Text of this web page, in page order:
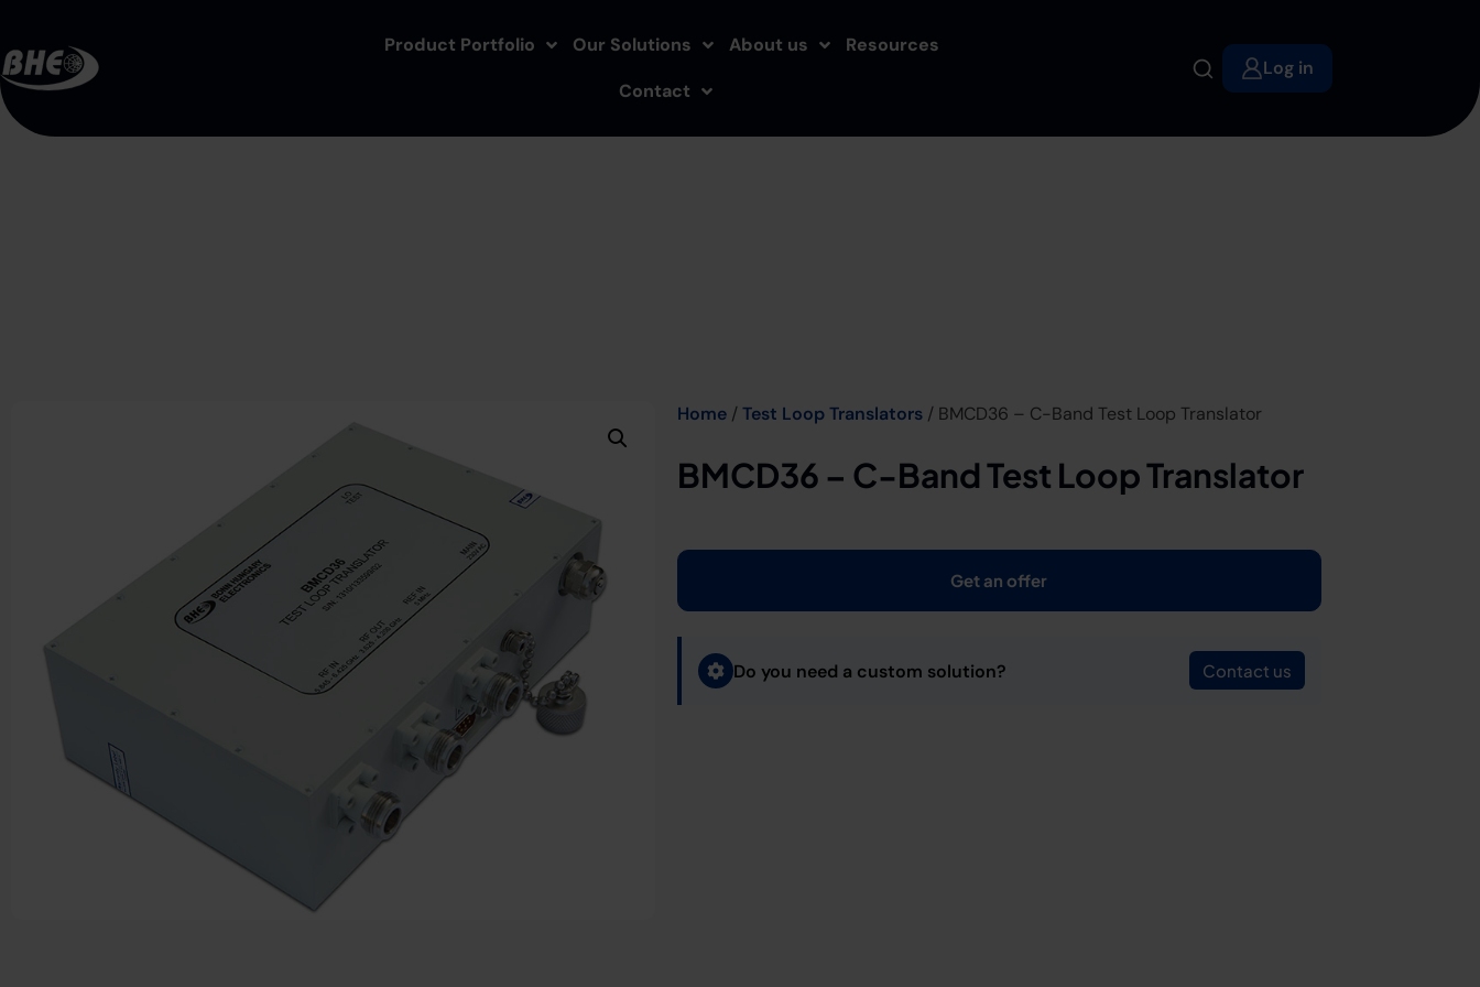
Product Portfolio Our Solutions About us
Resources
Contact
Log in
Home/Test Loop Translators/ BMCD36 – C-Band Test Loop Translator
BMCD36 – C-Band Test Loop Translator
Get an offer
Contact us
Do you need a custom solution?